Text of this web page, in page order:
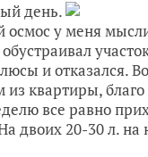
день.
осмос у меня
и отказался.
из квартиры,
все равно
двоих 20-30 л. на